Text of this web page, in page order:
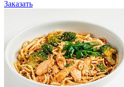
Заказать